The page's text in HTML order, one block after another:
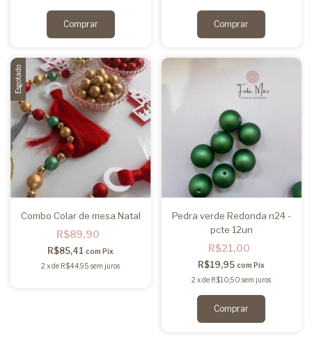
Esgotado
Combo Colar de mesa Natal
R$89,90
R$85,41com Pix
2 xde R$44,95 sem juros
Pedra verde Redonda n24 -
pcte 12un
R$21,00
R$19,95com Pix
2 xde R$10,50 sem juros